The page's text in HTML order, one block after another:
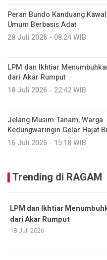
Peran Bundo Kanduang
Umum Berbasis Adat
28 Juli 2026 - 08:24 WIB
LPM dan Ikhtiar
dari Akar Rumput
18 Juli 2026 - 22:42 WIB
Jelang Musim Tanam, Warga
Kedungwaringin Gelar Hajat
16 Juli 2026 - 15:18 WIB
Trending di RAGAM
LPM dan Ikhtiar
dari Akar Rumput
18 Juli 2026